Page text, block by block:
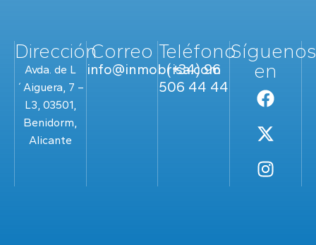
Dirección
Avda. de L
´Aiguera, 7 –
L3, 03501,
Benidorm,
Alicante
Correo
info@inmobrisa.com
Teléfono
(+34) 96
506 44 44
en